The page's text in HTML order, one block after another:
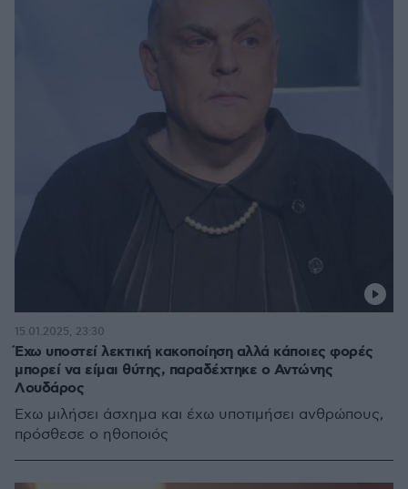
Έχω υποστεί λεκτική κακοποίηση αλλά κάποιες φορές
μπορεί να είμαι θύτης, παραδέχτηκε ο Αντώνης
Λουδάρος
Έχω μιλήσει άσχημα και έχω υποτιμήσει ανθρώπους,
πρόσθεσε ο ηθοποιός
15.01.2025, 23:30